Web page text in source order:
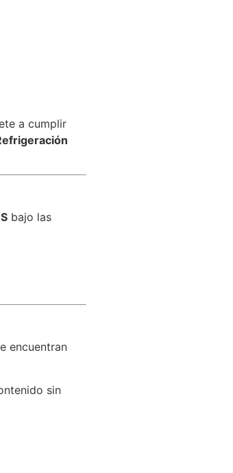
a cumplir
bajo las
encuentran
sin